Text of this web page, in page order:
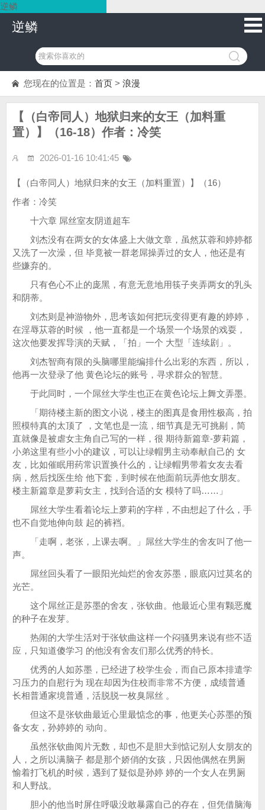
逆鳞
逆鳞
您现在的位置是： 首页 > 浪漫
【（白帝同人）地狱归来的女王（加料重
置）】（16-18）作者：冷笑
2026-01-16 10:41:45
【（白帝同人）地狱归来的女王（加料重置）】（16）
作者：冷笑
十六章 屌丝室友阴道超车
刘杰没有在两女的女体盛上大做文章，虽然苁蓉和婷婷都
又洗了一次澡，但 毕竟被一群老屌操弄过的女人，他还是有
些嫌弃的。
只有色心不止的庞黑，有意无意地用筷子夹弄两女的乳头
和阴蒂。
刘杰则是神游物外，思考该如何把玩变得更有趣的婷婷，
在淫辱苁蓉的时候 ，他一直都是一个场景一个场景的戏耍，
这次他要发挥导演的天赋，「拍」一个 大型「连续剧」。
刘杰智商有限的头脑哪里能编排什么出彩的东西，所以，
他再一次登录了他 黄色论坛的账号，寻求群众的智慧。
于此同时，一个屌丝大学生也正在黄色论坛上舞文弄墨。
「期待楼主新的图文小说，楼主的图真是食用性极高，拍
照模特真的太顶了 ，文笔也是一流，细节真是无可挑剔，简
直就像是被虐女主角自己写的一样，很 期待新篇章-萝莉篇，
小弟这里有些小小的建议，可以让绿帽男主动奉献自己的 女
友，比如催眠用药常识置换什么的，让绿帽男带着女友去看
病，然后找医生给 他下套，到时候在他面前玩弄他女朋友。
楼主新篇章是萝莉女主，找到合适的女 模特了吗……」
屌丝大学生看着论坛上萝莉的字样，不由想起了什么，手
也不自觉地伸向鼓 起的裤裆。
「走啊，老张，上课去啊。」屌丝大学生的舍友叫了他一
声。
屌丝回头看了一眼阳光灿烂的舍友苏墨，眼底闪过莫名的
光芒。
这个屌丝正是苏墨的舍友，张钦曲。他最近心里有颗恶魔
的种子在发芽。
热闹的大学生活对于张钦曲这样一个闷骚男来说有些不适
应，只知道傻学习 的他没有舍友们那么优秀的特长。
优秀的人如苏墨，已经进了校学生会，而自己原本排遣学
习压力的自慰行为 现在却因为住校而非常不方便，成绩普通
长相普通家境普通，活脱脱一枚臭屌丝 。
但这不是张钦曲最近心里最惦念的事，他更关心苏墨的预
备女友，孙婷婷的 动向。
虽然张钦曲阅片无数，却也不是胆大到惦记别人女朋友的
人，之所以满脑子 都是那个娇俏的女孩，只因他偶然在男厕
愉着打飞机的时候，遇到了疑似是孙婷 婷的一个女人在男厕
和人野战。
胆小的他当时屏住呼吸没敢暴露自己的存在，但凭借脑海